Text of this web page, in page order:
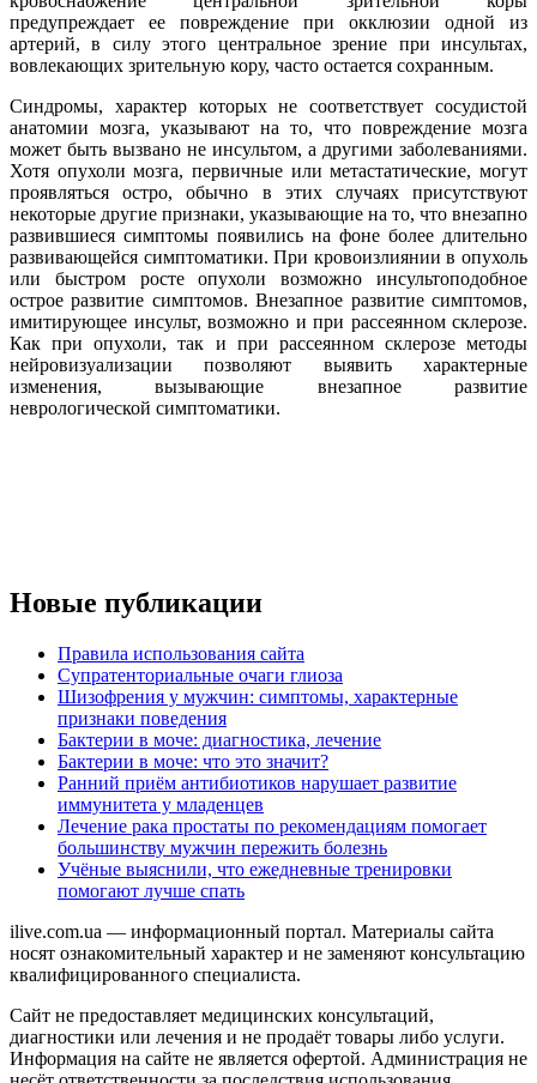
предупреждает ее повреждение при окклюзии одной из
артерий, в силу этого центральное зрение при инсультах,
вовлекающих зрительную кору, часто остается сохранным.
Синдромы, характер которых не соответствует сосудистой
анатомии мозга, указывают на то, что повреждение мозга
может быть вызвано не инсультом, а другими заболеваниями.
Хотя опухоли мозга, первичные или метастатические, могут
проявляться остро, обычно в этих случаях присутствуют
некоторые другие признаки, указывающие на то, что внезапно
развившиеся симптомы появились на фоне более длительно
развивающейся симптоматики. При кровоизлиянии в опухоль
или быстром росте опухоли возможно инсультоподобное
острое развитие симптомов. Внезапное развитие симптомов,
имитирующее инсульт, возможно и при рассеянном склерозе.
Как при опухоли, так и при рассеянном склерозе методы
нейровизуализации позволяют выявить характерные
изменения, вызывающие внезапное развитие
неврологической симптоматики.
Новые публикации
Правила использования сайта
Супратенториальные очаги глиоза
Шизофрения у мужчин: симптомы, характерные
признаки поведения
Бактерии в моче: диагностика, лечение
Бактерии в моче: что это значит?
Ранний приём антибиотиков нарушает развитие
иммунитета у младенцев
Лечение рака простаты по рекомендациям помогает
большинству мужчин пережить болезнь
Учёные выяснили, что ежедневные тренировки
помогают лучше спать
ilive.com.ua — информационный портал. Материалы сайта
носят ознакомительный характер и не заменяют консультацию
квалифицированного специалиста.
Сайт не предоставляет медицинских консультаций,
диагностики или лечения и не продаёт товары либо услуги.
Информация на сайте не является офертой. Администрация не